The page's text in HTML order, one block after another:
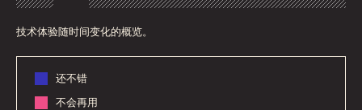
数据
分享
技术体验随时间变化的概览。
还不错
不会再用